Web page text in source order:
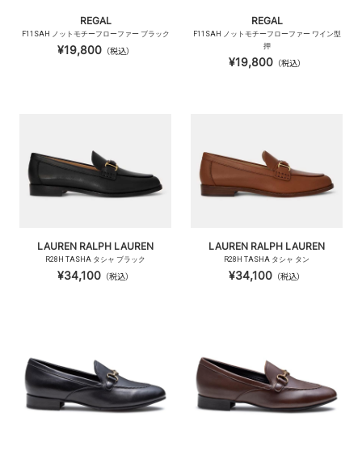
REGAL
F11SAH ノットモチーフローファー ブラック
¥19,800（税込）
REGAL
F11SAH ノットモチーフローファー ワイン型
押
¥19,800（税込）
LAUREN RALPH LAUREN
R28H TASHA タシャ ブラック
¥34,100 （税込）
LAUREN RALPH LAUREN
R28H TASHA タシャ タン
¥34,100 （税込）